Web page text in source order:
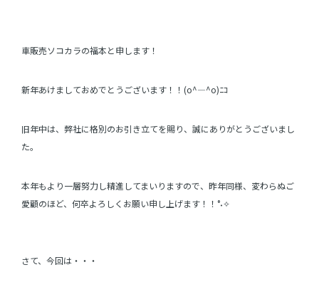
車販売ソコカラの福本と申します！
新年あけましておめでとうございます！！(o^―^o)ﾆｺ
旧年中は、弊社に格別のお引き立てを賜り、誠にありがとうございまし
た。
本年もより一層努力し精進してまいりますので、昨年同様、変わらぬご
愛顧のほど、何卒よろしくお願い申し上げます！！°˖✧
さて、今回は・・・